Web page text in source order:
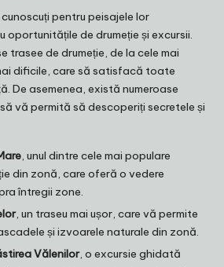
pentru peisajele lor
de drumeție și excursii.
trasee de drumeție, de la cele mai
dificile, care să satisfacă toate
De asemenea, există numeroase
vă permită să descoperiți secretele și
, unul dintre cele mai populare
din zonă, care oferă o vedere
întregii zone.
, un traseu mai ușor, care vă permite
și izvoarele naturale din zonă.
Vălenilor, o excursie ghidată